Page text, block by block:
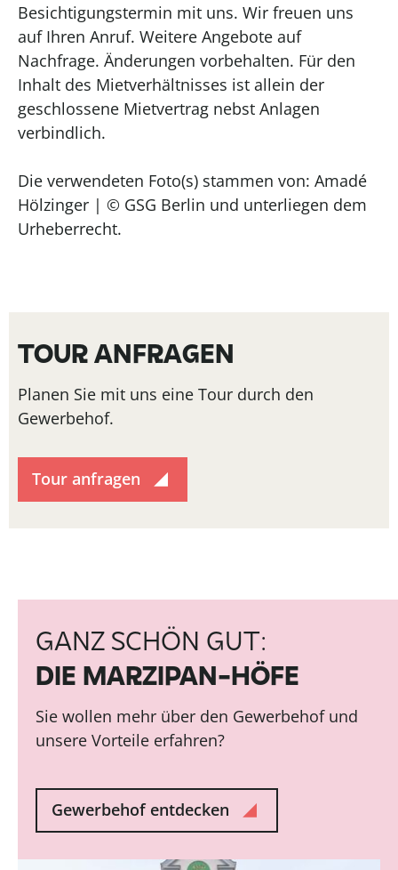
Besichtigungstermin mit uns. Wir freuen uns
auf Ihren Anruf. Weitere Angebote auf
Nachfrage. Änderungen vorbehalten. Für den
Inhalt des Mietverhältnisses ist allein der
geschlossene Mietvertrag nebst Anlagen
verbindlich.
Die verwendeten Foto(s) stammen von: Amadé
Hölzinger | © GSG Berlin und unterliegen dem
Urheberrecht.
TOUR ANFRAGEN
Planen Sie mit uns eine Tour durch den
Gewerbehof.
Tour anfragen
GANZ SCHÖN GUT:
DIE MARZIPAN-HÖFE
Sie wollen mehr über den Gewerbehof und
unsere Vorteile erfahren?
Gewerbehof entdecken